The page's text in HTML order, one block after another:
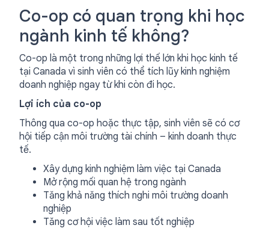
Co-op có quan trọng khi học
ngành kinh tế không?
Co-op là một trong những lợi thế lớn khi học kinh tế
tại Canada vì sinh viên có thể tích lũy kinh nghiệm
doanh nghiệp ngay từ khi còn đi học.
Lợi ích của co-op
Thông qua co-op hoặc thực tập, sinh viên sẽ có cơ
hội tiếp cận môi trường tài chính – kinh doanh thực
tế.
Xây dựng kinh nghiệm làm việc tại Canada
Mở rộng mối quan hệ trong ngành
Tăng khả năng thích nghi môi trường doanh
nghiệp
Tăng cơ hội việc làm sau tốt nghiệp